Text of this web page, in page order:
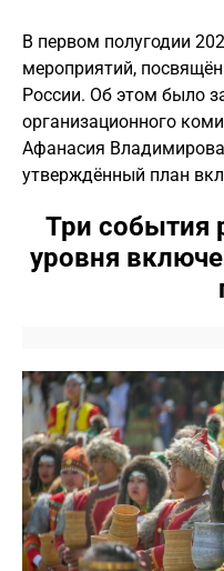
В первом полугодии
мероприятий,
России. Об этом было
организационного
Афанасия
утверждённый план
Три события
уровня